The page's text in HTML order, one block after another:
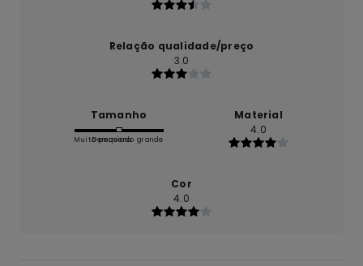
Relação qualidade/preço
3.0
Tamanho
Muito pequeno
Demasiado grande
Material
4.0
Cor
4.0